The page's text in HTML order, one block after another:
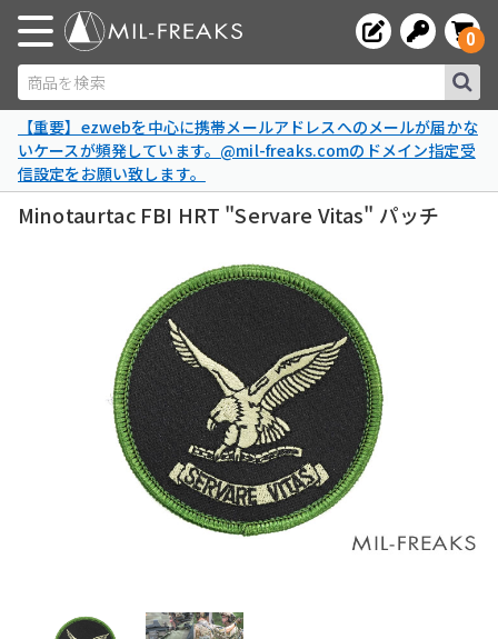
商品を検索
0
【重要】ezwebを中心に携帯メールアドレスへのメールが届かな
いケースが頻発しています。@mil-freaks.comのドメイン指定受
信設定をお願い致します。
Minotaurtac FBI HRT "Servare Vitas" パッチ